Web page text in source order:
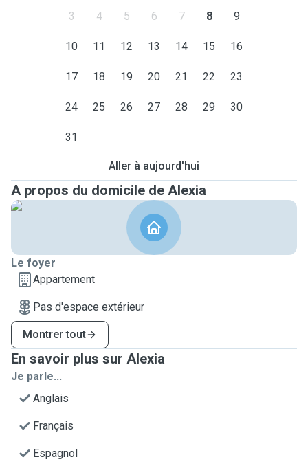
3 4 5 6 7 8 9
10 11 12 13 14 15 16
17 18 19 20 21 22 23
24 25 26 27 28 29 30
31
Aller à aujourd'hui
A propos du domicile de Alexia
Le foyer
Appartement
Pas d'espace extérieur
Montrer tout
En savoir plus sur Alexia
Je parle...
Anglais
Français
Espagnol